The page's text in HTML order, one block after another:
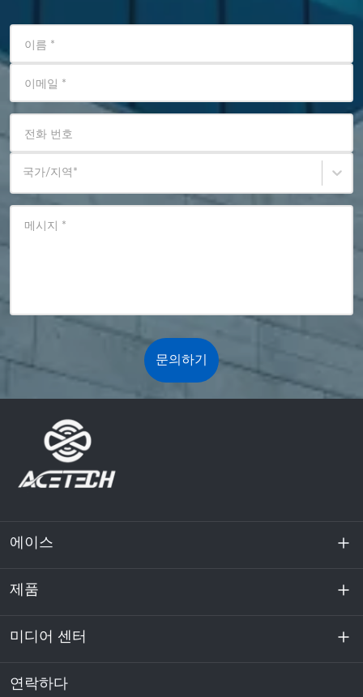
이름 *
이메일 *
전화 번호
국가/지역 *
메시지 *
문의하기
에이스
회사 소개
지속 가능성
제품
에너지 저장
데이터센터 및 서버실
미디어 센터
소식
연락하다